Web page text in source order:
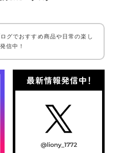
グでおすすめ商品や日常の楽し
信中！